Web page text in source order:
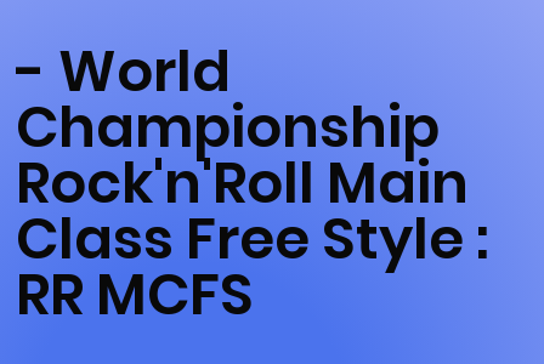
- World
Championship
Rock'n'Roll Main
Class Free Style :
RR MCFS